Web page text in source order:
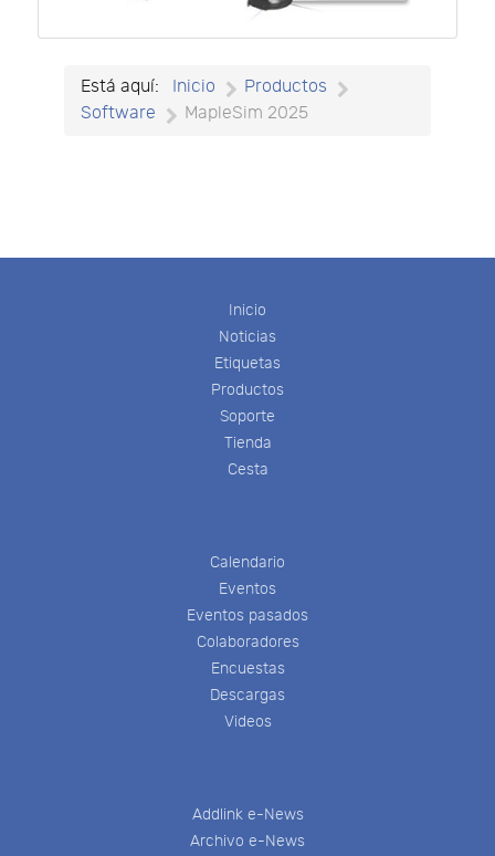
Está aquí: Inicio
Productos
Software
MapleSim 2025
Inicio
Noticias
Etiquetas
Productos
Soporte
Tienda
Cesta
Calendario
Eventos
Eventos pasados
Colaboradores
Encuestas
Descargas
Videos
Addlink e-News
Archivo e-News